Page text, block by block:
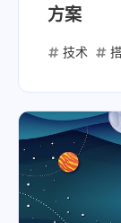
方案
技术